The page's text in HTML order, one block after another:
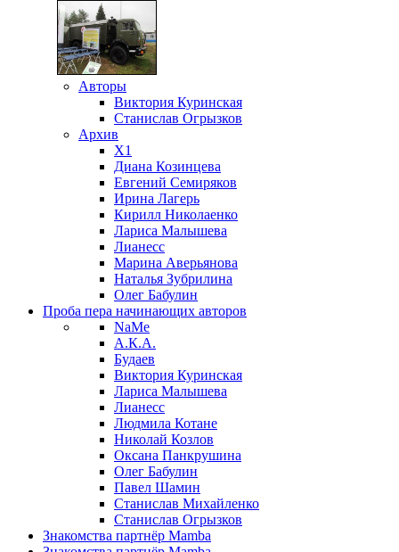
Авторы
Виктория Куринская
Станислав Огрызков
Архив
X1
Диана Козинцева
Евгений Семиряков
Ирина Лагерь
Кирилл Николаенко
Лариса Малышева
Лианесс
Марина Аверьянова
Наталья Зубрилина
Олег Бабулин
Проба пера начинающих авторов
NaMe
А.К.А.
Будаев
Виктория Куринская
Лариса Малышева
Лианесс
Людмила Котане
Николай Козлов
Оксана Панкрушина
Олег Бабулин
Павел Шамин
Станислав Михайленко
Станислав Огрызков
Знакомства партнёр Mamba